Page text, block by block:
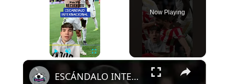
Now Playing
×
ESCÁNDALO INTERNACIONAL